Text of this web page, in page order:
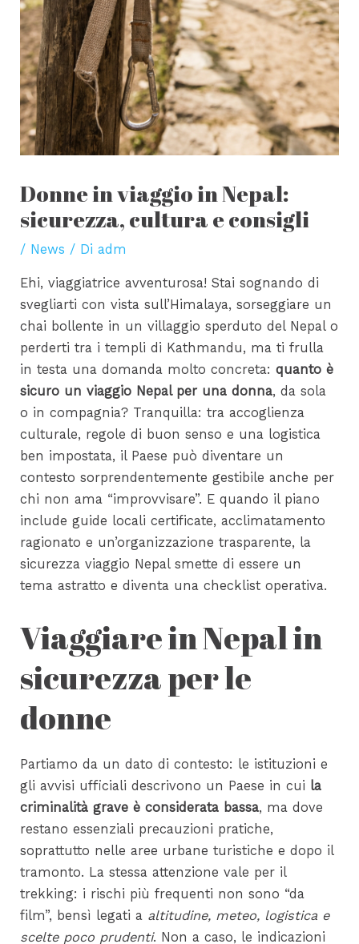
Donne in viaggio in Nepal:
sicurezza, cultura e consigli
/ News / Diadm
Ehi, viaggiatrice avventurosa! Stai sognando di
svegliarti con vista sull’Himalaya, sorseggiare un
chai bollente in un villaggio sperduto del Nepal o
perderti tra i templi di Kathmandu, ma ti frulla
in testa una domanda molto concreta:quanto è
sicuro un viaggio Nepal per una donna, da sola
o in compagnia? Tranquilla: tra accoglienza
culturale, regole di buon senso e una logistica
ben impostata, il Paese può diventare un
contesto sorprendentemente gestibile anche per
chi non ama “improvvisare”. E quando il piano
include guide locali certificate, acclimatamento
ragionato e un’organizzazione trasparente, la
sicurezza viaggio Nepal smette di essere un
tema astratto e diventa una checklist operativa.
Viaggiare in Nepal in
sicurezza per le
donne
Partiamo da un dato di contesto: le istituzioni e
gli avvisi ufficiali descrivono un Paese in cui la
criminalità grave è considerata bassa, ma dove
restano essenziali precauzioni pratiche,
soprattutto nelle aree urbane turistiche e dopo il
tramonto. La stessa attenzione vale per il
trekking: i rischi più frequenti non sono “da
film”, bensì legati a altitudine, meteo, logistica e
scelte poco prudenti. Non a caso, le indicazioni